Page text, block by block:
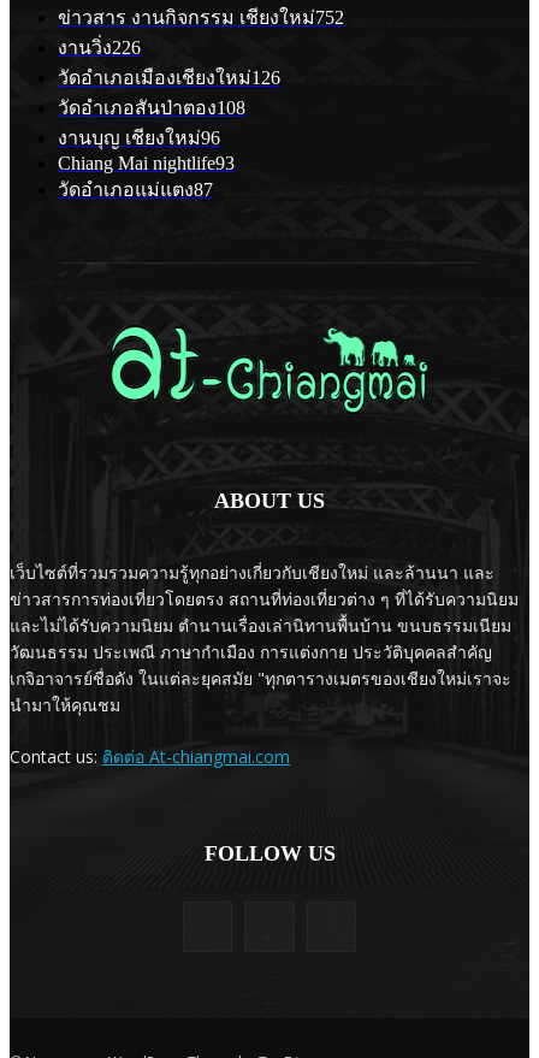
ข่าวสาร งานกิจกรรม เชียงใหม่752
งานวิ่ง226
วัดอำเภอเมืองเชียงใหม่126
วัดอำเภอสันป่าตอง108
งานบุญ เชียงใหม่96
Chiang Mai nightlife93
วัดอำเภอแม่แตง87
ABOUT US
เว็บไซต์ที่รวมรวมความรู้ทุกอย่างเกี่ยวกับเชียงใหม่ และล้านนา และ
ข่าวสารการท่องเที่ยวโดยตรง สถานที่ท่องเที่ยวต่าง ๆ ที่ได้รับความนิยม
และไม่ได้รับความนิยม ตำนานเรื่องเล่านิทานพื้นบ้าน ขนบธรรมเนียม
วัฒนธรรม ประเพณี ภาษากำเมือง การแต่งกาย ประวัติบุคคลสำคัญ
เกจิอาจารย์ชื่อดัง ในแต่ละยุคสมัย "ทุกตารางเมตรของเชียงใหม่เราจะ
นำมาให้คุณชม
Contact us: ติดต่อ At-chiangmai.com
FOLLOW US